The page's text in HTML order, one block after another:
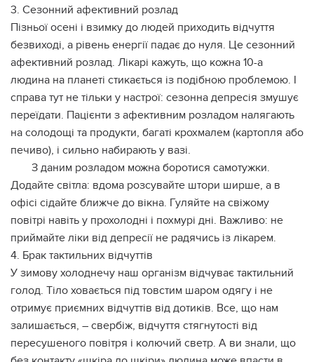
3. Сезонний афективний розлад
Пізньої осені і взимку до людей приходить відчуття
безвиході, а рівень енергії падає до нуля. Це сезонний
афективний розлад. Лікарі кажуть, що кожна 10-а
людина на планеті стикається із подібною проблемою. І
справа тут не тільки у настрої: сезонна депресія змушує
переїдати. Пацієнти з афективним розладом налягають
на солодощі та продукти, багаті крохмалем (картопля або
печиво), і сильно набирають у вазі.
З даним розладом можна боротися самотужки.
Додайте світла: вдома розсувайте штори ширше, а в
офісі сідайте ближче до вікна. Гуляйте на свіжому
повітрі навіть у прохолодні і похмурі дні. Важливо: не
приймайте ліки від депресії не радячись із лікарем.
4. Брак тактильних відчуттів
У зимову холоднечу наш організм відчуває тактильний
голод. Тіло ховається під товстим шаром одягу і не
отримує приємних відчуттів від дотиків. Все, що нам
залишається, – свербіж, відчуття стягнутості від
пересушеного повітря і колючий светр. А ви знали, що